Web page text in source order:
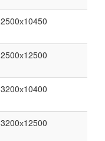
2500х10450
2500х12500
3200х10400
3200х12500